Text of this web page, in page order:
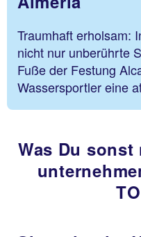
Traumhaft erholsam:
nicht nur unberührte
Fuße der Festung
Wassersportler eine
Was Du